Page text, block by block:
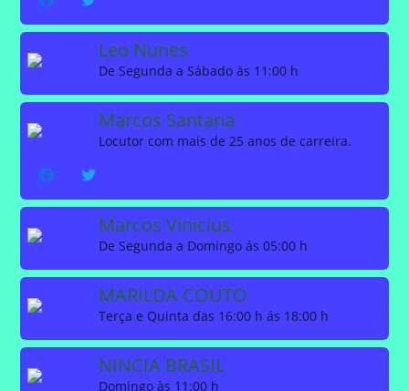
Leo Nunes
De Segunda a Sábado às 11:00 h
Marcos Santana
Locutor com mais de 25 anos de carreira.
Marcos Vinicius
De Segunda a Domingo ás 05:00 h
MARILDA COUTO
Terça e Quinta das 16:00 h ás 18:00 h
NINCIA BRASIL
Domingo às 11:00 h